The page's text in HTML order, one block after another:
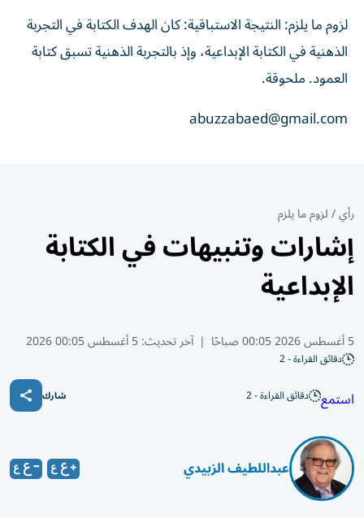
لزوم ما يلزم: النتيجة الاستباقية: كان الهدف الكتابة في التجربة
الذهنية في الكتابة الإبداعية، وإذ بالتجربة الذهنية تسبق كتابة
العمود. ملحوقة.
abuzzabaed@gmail.com
رأي/لزوم ما يلزم
إشارات وتنبيهات في الكتابة
الإبداعية
5 أغسطس 2026 00:05 صباحًا | آخر تحديث:5 أغسطس 00:05 2026
دقائق القراءة - 2
استمع دقائق القراءة - 2 شارك
عبداللطيف الزبيدي